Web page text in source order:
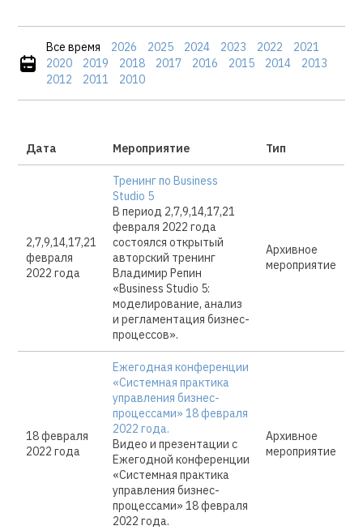
Все время 2026 2025 2024 2023 2022
2021
2020
2019 2018 2017 2016 2015 2014
2013
2012
2011 2010
Дата Мероприятие Тип
2,7,9,14,17,21
февраля
2022 года
Тренинг по Business
Studio 5
В период 2,7,9,14,17,21
февраля 2022 года
состоялся открытый
авторский тренинг
Владимир Репин
«Business Studio 5:
моделирование, анализ
и регламентация бизнес-
процессов».
Архивное
мероприятие
18 февраля
2022 года
Ежегодная конференции
«Системная практика
управления бизнес-
процессами» 18 февраля
2022 года.
Видео и презентации с
Ежегодной конференции
«Системная практика
управления бизнес-
процессами» 18 февраля
2022 года.
Архивное
мероприятие